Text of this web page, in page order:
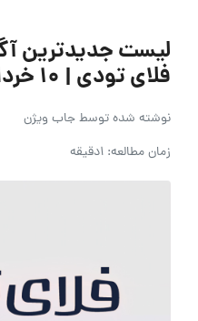
لیست جدیدترین
فلای تودی | ۱۰ خرداد ۱۴۰۵
نوشته شده توسطجاب ویژن
زمان مطالعه: 1دقیقه